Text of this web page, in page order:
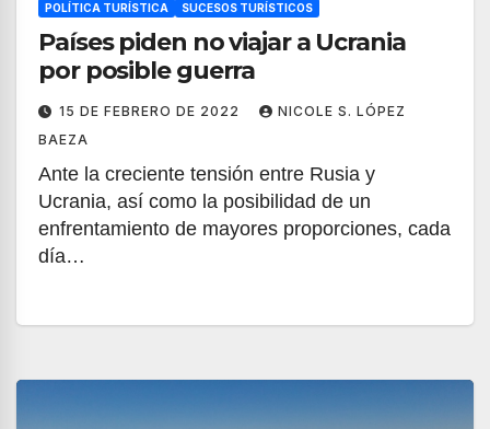
POLÍTICA TURÍSTICA SUCESOS TURÍSTICOS
Países piden no viajar a Ucrania
por posible guerra
15 DE FEBRERO DE 2022
NICOLE S. LÓPEZ
BAEZA
Ante la creciente tensión entre Rusia y
Ucrania, así como la posibilidad de un
enfrentamiento de mayores proporciones, cada
día…